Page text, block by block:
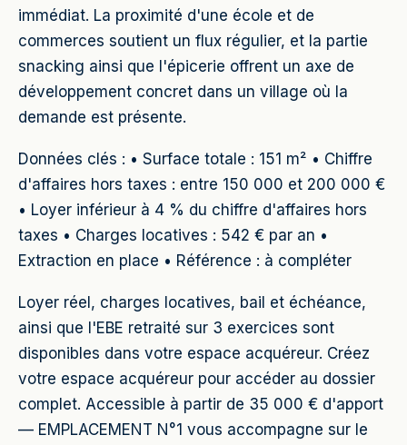
immédiat. La proximité d'une école et de
commerces soutient un flux régulier, et la partie
snacking ainsi que l'épicerie offrent un axe de
développement concret dans un village où la
demande est présente.
Données clés : • Surface totale : 151 m² • Chiffre
d'affaires hors taxes : entre 150 000 et 200 000 €
• Loyer inférieur à 4 % du chiffre d'affaires hors
taxes • Charges locatives : 542 € par an •
Extraction en place • Référence : à compléter
Loyer réel, charges locatives, bail et échéance,
ainsi que l'EBE retraité sur 3 exercices sont
disponibles dans votre espace acquéreur. Créez
votre espace acquéreur pour accéder au dossier
complet. Accessible à partir de 35 000 € d'apport
— EMPLACEMENT N°1 vous accompagne sur le